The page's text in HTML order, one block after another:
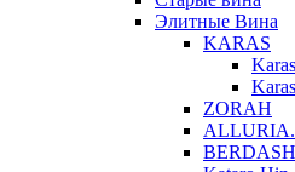
Элитные Вина
KARAS
Karas
ZORAH